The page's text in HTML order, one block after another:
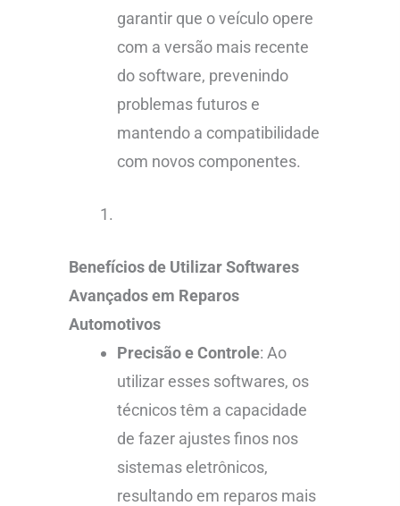
garantir que o veículo opere
com a versão mais recente
do software, prevenindo
problemas futuros e
mantendo a compatibilidade
com novos componentes.
Benefícios de Utilizar Softwares
Avançados em Reparos
Automotivos
Precisão e Controle: Ao
utilizar esses softwares, os
técnicos têm a capacidade
de fazer ajustes finos nos
sistemas eletrônicos,
resultando em reparos mais